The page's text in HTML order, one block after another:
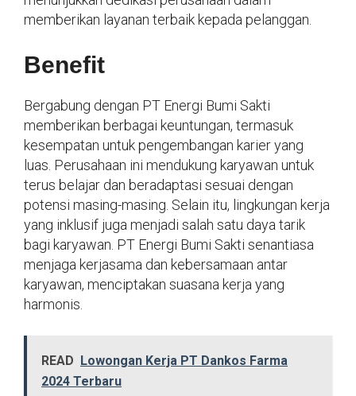
memberikan layanan terbaik kepada pelanggan.
Benefit
Bergabung dengan PT Energi Bumi Sakti
memberikan berbagai keuntungan, termasuk
kesempatan untuk pengembangan karier yang
luas. Perusahaan ini mendukung karyawan untuk
terus belajar dan beradaptasi sesuai dengan
potensi masing-masing. Selain itu, lingkungan kerja
yang inklusif juga menjadi salah satu daya tarik
bagi karyawan. PT Energi Bumi Sakti senantiasa
menjaga kerjasama dan kebersamaan antar
karyawan, menciptakan suasana kerja yang
harmonis.
READ
Lowongan Kerja PT Dankos Farma
2024 Terbaru